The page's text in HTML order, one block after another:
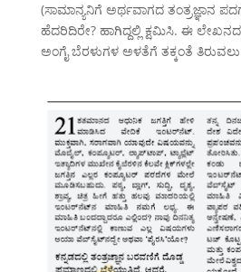
(ಸಾಮಾನ್ಯನಿಗೆ ಅರ್ಥವಾಗದ ತಂತ್ರಜ್ಞಾನ
ಹೆದರಿದಿರೇ? ಹಾಗಿದ್ದಲ್ಲಿ ಕ್ಷಮಿಸಿ. ಈ
ಅಂಗೈ ಬೆರಳುಗಳ ಅಳತೆಗೆ ತಕ್ಕಂತೆ